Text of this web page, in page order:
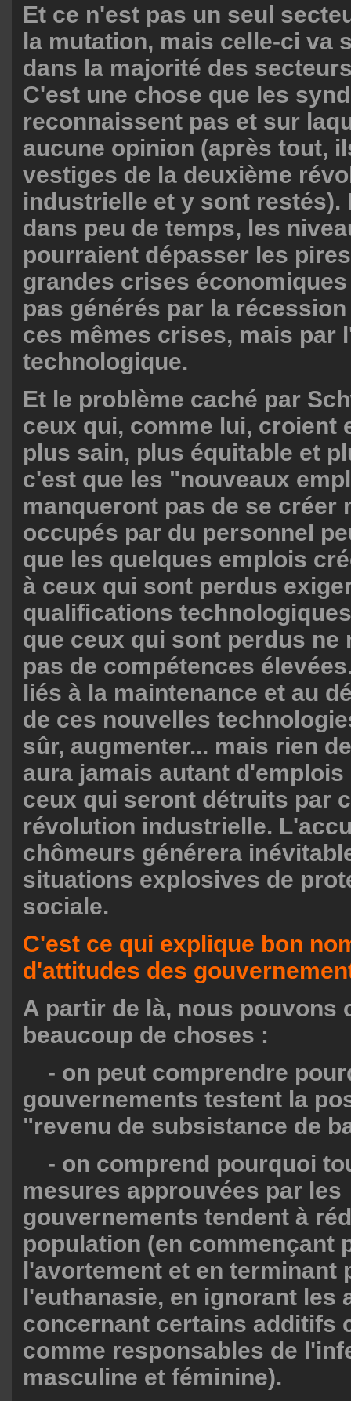
Et ce n'est pas un seul
la mutation, mais celle-ci va
dans la majorité des
C'est une chose que les
reconnaissent pas et sur
aucune opinion (après tout,
vestiges de la deuxième
industrielle et y sont restés).
dans peu de temps, les
pourraient dépasser les
grandes crises
pas générés par la
ces mêmes crises, mais par
technologique.
Et le problème caché par
ceux qui, comme lui, croient
plus sain, plus équitable et
c'est que les "nouveaux
manqueront pas de se créer
occupés par du personnel
que les quelques emplois
à ceux qui sont perdus
qualifications
que ceux qui sont perdus ne
pas de compétences
liés à la maintenance et au
de ces nouvelles
sûr, augmenter... mais rien
aura jamais autant d'emplois
ceux qui seront détruits par
révolution industrielle.
chômeurs générera
situations explosives de
sociale.
C'est ce qui explique bon
d'attitudes des
A partir de là, nous pouvons
beaucoup de choses :
- on peut comprendre
gouvernements testent la
"revenu de subsistance de
- on comprend pourquoi
mesures approuvées par les
gouvernements tendent à
population (en commençant
l'avortement et en terminant
l'euthanasie, en ignorant les
concernant certains additifs
comme responsables de
masculine et féminine).